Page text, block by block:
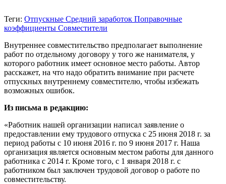
Теги: Отпускные Средний заработок Поправочные
коэффициенты Совместители
Внутреннее совместительство предполагает выполнение
работ по отдельному договору у того же нанимателя, у
которого работник имеет основное место работы. Автор
расскажет, на что надо обратить внимание при расчете
отпускных внутреннему совместителю, чтобы избежать
возможных ошибок.
Из письма в редакцию:
«Работник нашей организации написал заявление о
предоставлении ему трудового отпуска с 25 июня 2018 г. за
период работы с 10 июня 2016 г. по 9 июня 2017 г. Наша
организация является основным местом работы для данного
работника с 2014 г. Кроме того, с 1 января 2018 г. с
работником был заключен трудовой договор о работе по
совместительству.